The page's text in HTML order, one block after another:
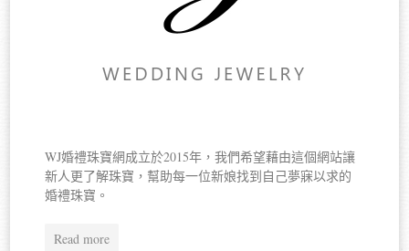
WJ婚禮珠寶網成立於2015年，我們希望藉由這個網站讓
新人更了解珠寶，幫助每一位新娘找到自己夢寐以求的
婚禮珠寶。
Read more